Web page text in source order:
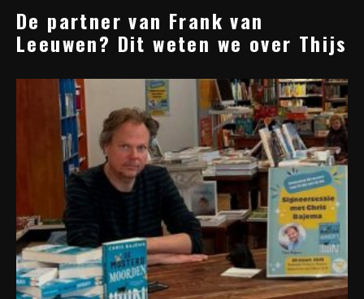
De partner van Frank van
Leeuwen? Dit weten we over Thijs